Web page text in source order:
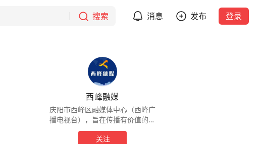
搜索 消息 发布 登录
西峰融媒
庆阳市西峰区融媒体中心（西峰广
播电视台），旨在传播有价值的声
音，记录民生，共享精彩。
关注